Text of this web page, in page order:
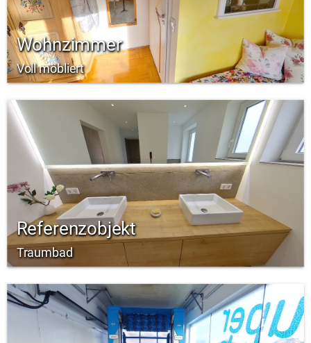
Wohnzimmer
Voll möbliert
Referenzobjekt
Traumbad